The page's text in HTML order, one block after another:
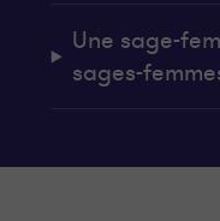
Une sage-
sages-